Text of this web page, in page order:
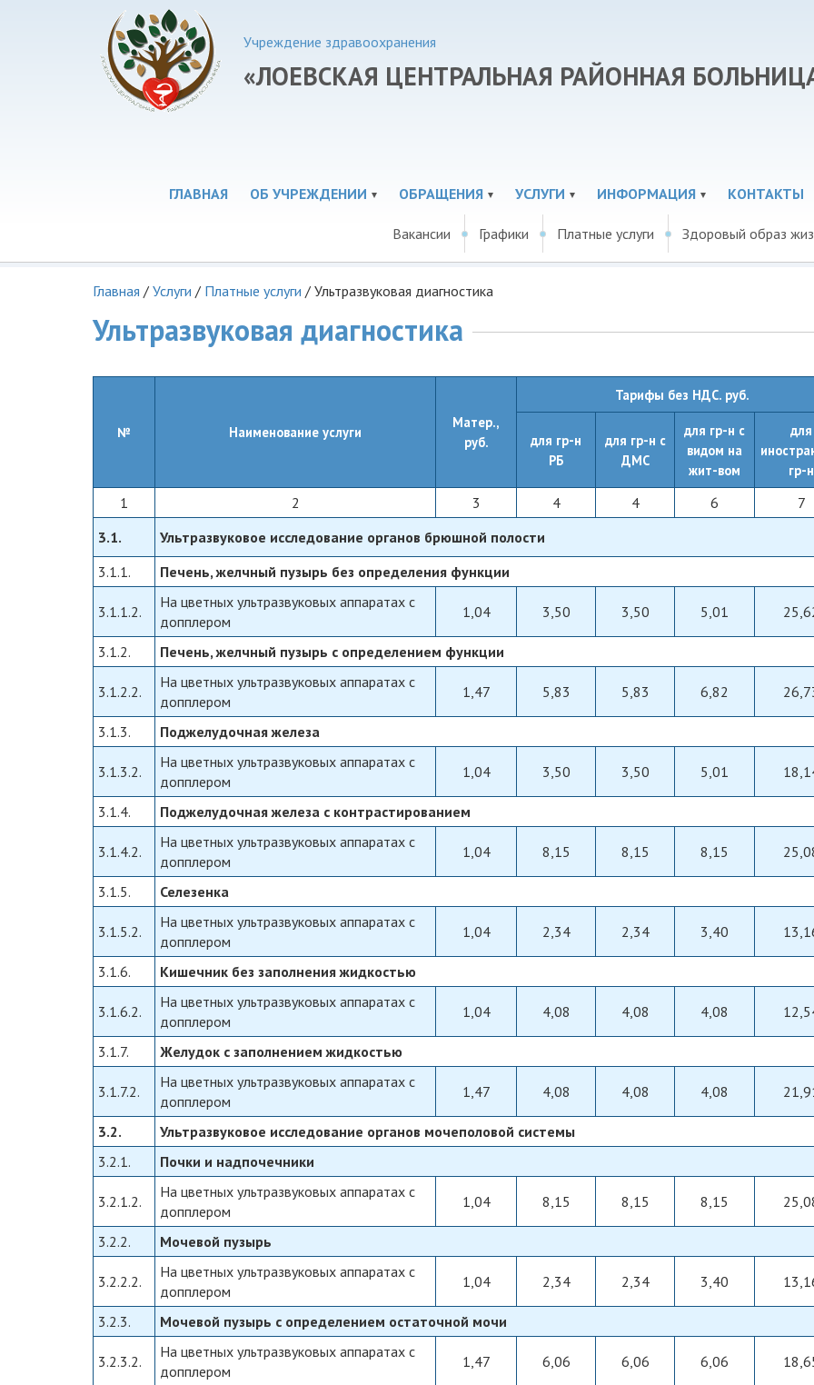
Учреждение здравоохранения
«ЛОЕВСКАЯ ЦЕНТРАЛЬНАЯ РАЙОННАЯ
ГЛАВНАЯ ОБ УЧРЕЖДЕНИИ ОБРАЩЕНИЯ УСЛУГИ ИНФОРМАЦИЯ КОНТАКТЫ
Вакансии Графики Платные услуги Здоровый образ
Главная / Услуги / Платные услуги / Ультразвуковая диагностика
Ультразвуковая диагностика
№ Наименование услуги
Матер.,
руб.
Тарифы без НДС. руб.
для гр-н
РБ
для гр-н с
ДМС
для гр-н с
видом на
жит-вом
для
гр-н
1 2 3 4 4 6
7
3.1.
Ультразвуковое исследование органов брюшной полости
3.1.1.
Печень, желчный пузырь без определения функции
3.1.1.2.
На цветных ультразвуковых аппаратах с
допплером
1,04 3,50 3,50 5,01
3.1.2. Печень, желчный пузырь с определением функции
3.1.2.2.
На цветных ультразвуковых аппаратах с
допплером
1,47 5,83 5,83 6,82
3.1.3. Поджелудочная железа
3.1.3.2.
На цветных ультразвуковых аппаратах с
допплером
1,04 3,50 3,50 5,01
3.1.4. Поджелудочная железа с контрастированием
3.1.4.2.
На цветных ультразвуковых аппаратах с
допплером
1,04 8,15 8,15 8,15
3.1.5. Селезенка
3.1.5.2.
На цветных ультразвуковых аппаратах с
допплером
1,04 2,34 2,34 3,40
3.1.6. Кишечник без заполнения жидкостью
3.1.6.2.
На цветных ультразвуковых аппаратах с
допплером
1,04 4,08 4,08 4,08
3.1.7. Желудок с заполнением жидкостью
3.1.7.2.
На цветных ультразвуковых аппаратах с
допплером
1,47 4,08 4,08 4,08
3.2.
Ультразвуковое исследование органов мочеполовой системы
3.2.1.
Почки и надпочечники
3.2.1.2.
На цветных ультразвуковых аппаратах с
допплером
1,04 8,15 8,15 8,15
3.2.2. Мочевой пузырь
3.2.2.2.
На цветных ультразвуковых аппаратах с
допплером
1,04 2,34 2,34 3,40
3.2.3. Мочевой пузырь с определением остаточной мочи
3.2.3.2.
На цветных ультразвуковых аппаратах с
допплером
1,47 6,06 6,06 6,06